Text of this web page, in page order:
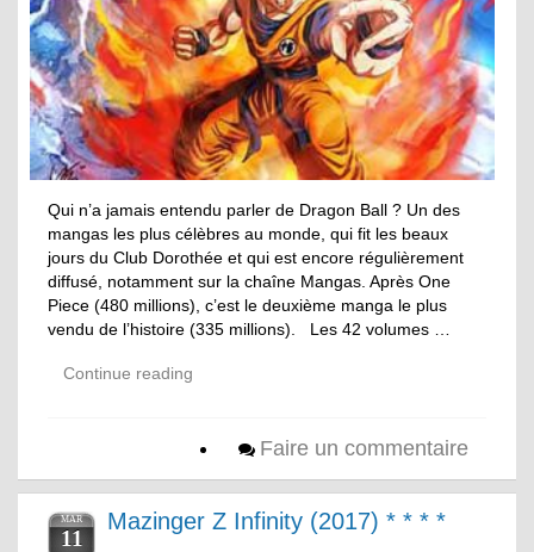
Qui n’a jamais entendu parler de Dragon Ball ? Un des
mangas les plus célèbres au monde, qui fit les beaux
jours du Club Dorothée et qui est encore régulièrement
diffusé, notamment sur la chaîne Mangas. Après One
Piece (480 millions), c’est le deuxième manga le plus
vendu de l’histoire (335 millions). Les 42 volumes …
Continue reading
Faire un commentaire
MAR
11
Mazinger Z Infinity (2017) * * * *